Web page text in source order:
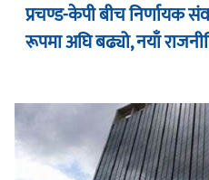
प्रचण्ड-केपी बीच निर्णायक
रूपमा अघि बढ्यो, नयाँ